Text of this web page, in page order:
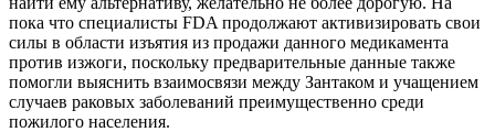
пока что специалисты FDA продолжают активизировать свои
силы в области изъятия из продажи данного медикамента
против изжоги, поскольку предварительные данные также
помогли выяснить взаимосвязи между Зантаком и учащением
случаев раковых заболеваний преимущественно среди
пожилого населения.